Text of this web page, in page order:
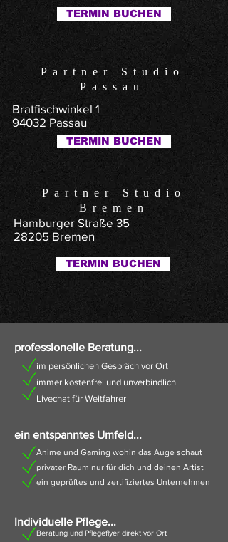
TERMIN BUCHEN
Partner Studio
Passau
Bratfischwinkel 1
94032 Passau
TERMIN BUCHEN
Partner Studio
Bremen
Hamburger Straße 35
28205 Bremen
TERMIN BUCHEN
professionelle Beratung...
im persönlichen Gespräch vor Ort
immer kostenfrei und unverbindlich
Livechat für Weitfahrer
ein entspanntes Umfeld...
Anime und Gaming wohin das Auge schaut
privater Raum nur für dich und deinen Artist
ein geprüftes und zertifiziertes Unternehmen
Individuelle Pflege...
Beratung und Pflegeflyer direkt vor Ort